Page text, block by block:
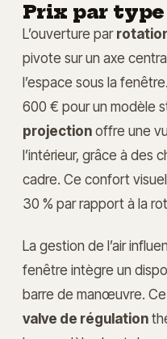
Prix par type
L’ouverture par
pivote sur un axe
l’espace sous la
600 € pour un modèle
projectionoffre une
l’intérieur, grâce à des
cadre. Ce confort
30 % par rapport à la
La gestion de l’air
fenêtre intègre un
barre de manœuvre.
valve de régulation